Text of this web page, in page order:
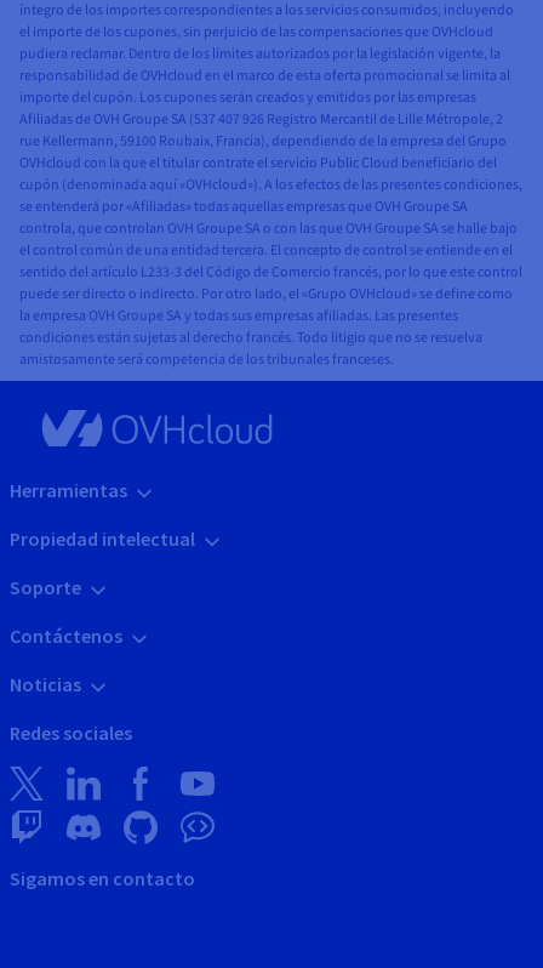
íntegro de los importes correspondientes a los servicios consumidos, incluyendo
el importe de los cupones, sin perjuicio de las compensaciones que OVHcloud
pudiera reclamar. Dentro de los límites autorizados por la legislación vigente, la
responsabilidad de OVHcloud en el marco de esta oferta promocional se limita al
importe del cupón. Los cupones serán creados y emitidos por las empresas
Afiliadas de OVH Groupe SA (537 407 926 Registro Mercantil de Lille Métropole, 2
rue Kellermann, 59100 Roubaix, Francia), dependiendo de la empresa del Grupo
OVHcloud con la que el titular contrate el servicio Public Cloud beneficiario del
cupón (denominada aquí «OVHcloud»). A los efectos de las presentes condiciones,
se entenderá por «Afiliadas» todas aquellas empresas que OVH Groupe SA
controla, que controlan OVH Groupe SA o con las que OVH Groupe SA se halle bajo
el control común de una entidad tercera. El concepto de control se entiende en el
sentido del artículo L233-3 del Código de Comercio francés, por lo que este control
puede ser directo o indirecto. Por otro lado, el «Grupo OVHcloud» se define como
la empresa OVH Groupe SA y todas sus empresas afiliadas. Las presentes
condiciones están sujetas al derecho francés. Todo litigio que no se resuelva
amistosamente será competencia de los tribunales franceses.
Herramientas
Propiedad intelectual
Soporte
Contáctenos
Noticias
Redes sociales
Sigamos en contacto